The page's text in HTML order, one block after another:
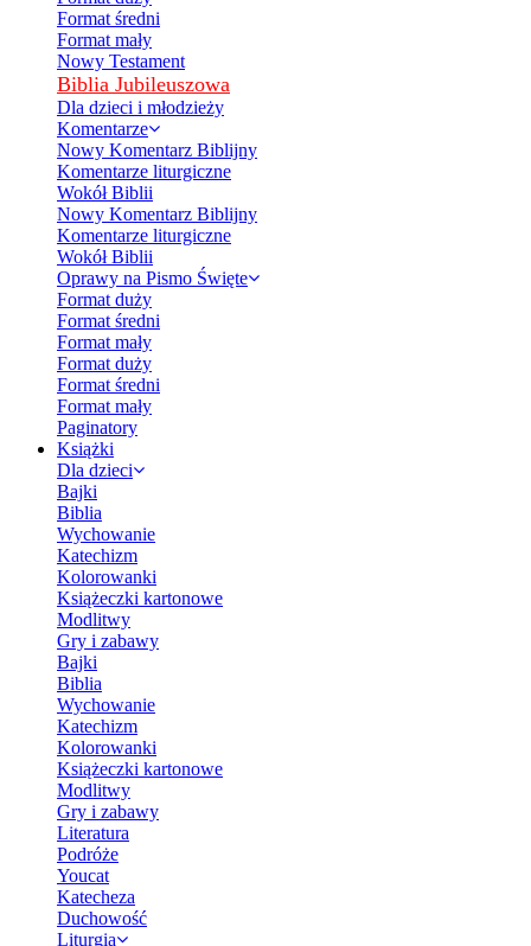
Format średni
Format mały
Nowy Testament
Biblia Jubileuszowa
Dla dzieci i młodzieży
Komentarze
Nowy Komentarz Biblijny
Komentarze liturgiczne
Wokół Biblii
Nowy Komentarz Biblijny
Komentarze liturgiczne
Wokół Biblii
Oprawy na Pismo Święte
Format duży
Format średni
Format mały
Format duży
Format średni
Format mały
Paginatory
Książki
Dla dzieci
Bajki
Biblia
Wychowanie
Katechizm
Kolorowanki
Książeczki kartonowe
Modlitwy
Gry i zabawy
Bajki
Biblia
Wychowanie
Katechizm
Kolorowanki
Książeczki kartonowe
Modlitwy
Gry i zabawy
Literatura
Podróże
Youcat
Katecheza
Duchowość
Liturgia